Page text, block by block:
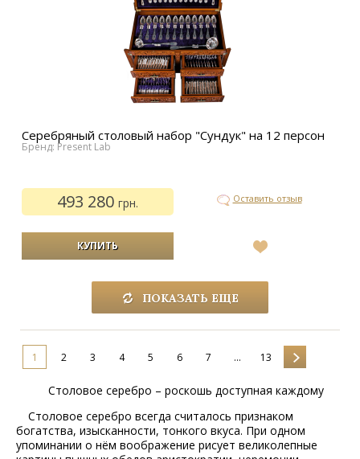
Серебряный столовый набор "Сундук" на 12 персон
Бренд: Present Lab
493 280грн. Оставить отзыв
желаний
ПОКАЗАТЬ ЕЩЕ
1 2 3 4 5 6 7 ... 13
Столовое серебро – роскошь доступная каждому
Столовое серебро всегда считалось признаком
богатства, изысканности, тонкого вкуса. При одном
упоминании о нём воображение рисует великолепные